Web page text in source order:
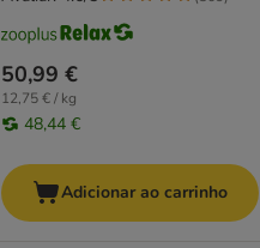
50,99 €
12,75 € / kg
48,44 €
Adicionar ao carrinho